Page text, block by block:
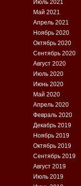
Июль 2021
Май 2021
Апрель 2021
Ноябрь 2020
Октябрь 2020
Сентябрь 2020
Август 2020
Июль 2020
Июнь 2020
Май 2020
Апрель 2020
Февраль 2020
Декабрь 2019
Ноябрь 2019
Октябрь 2019
Сентябрь 2019
Август 2019
Июль 2019